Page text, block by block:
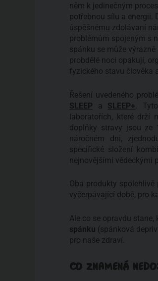
něm k jedinečným
potřebnou sílu a energii.
úspěšnému zdolávaní
problémům spojeným s
spánku se může
probdělé noci opakují,
fyzického stavu člověka
Řešení uvedeného
SLEEP a SLEEP+ .
laboratořích, které drží
doplňky stravy jsou ze
náročném dni,
specifické složení
nejnovějšími vědeckými
Oba produkty
vyčerpávající době, pro
Ale co se opravdu
spánku (spánková
pro naše zdraví.
CO ZNAMENÁ